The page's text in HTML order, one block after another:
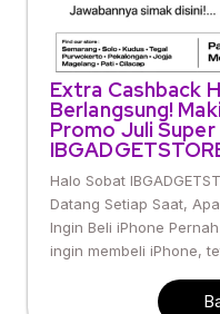
Extra Cashback
Berlangsung!
Promo Juli Super
Halo Sobat
Datang Setiap Saat,
Ingin Beli iPhone
ingin membeli iPhone,